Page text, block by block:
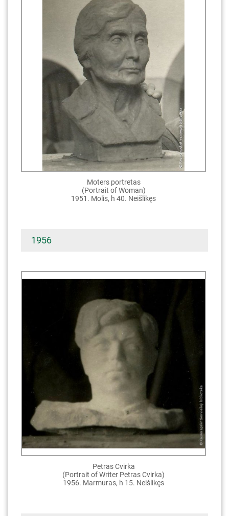
Moters portretas
(Portrait of Woman)
1951. Molis, h 40. Neišlikęs
1956
Petras Cvirka
(Portrait of Writer Petras Cvirka)
1956. Marmuras, h 15. Neišlikęs